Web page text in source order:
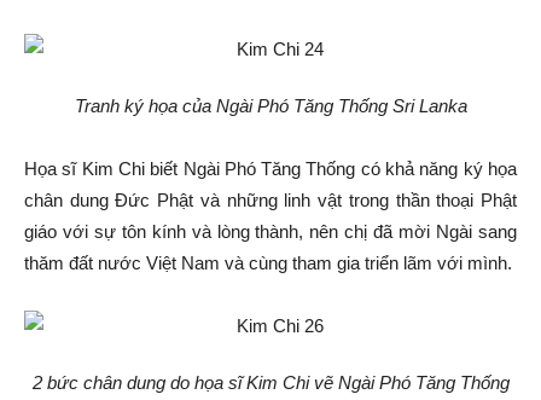
Tranh ký họa của Ngài Phó Tăng Thống Sri Lanka
Họa sĩ Kim Chi biết Ngài Phó Tăng Thống có khả năng ký họa
chân dung Đức Phật và những linh vật trong thần thoại Phật
giáo với sự tôn kính và lòng thành, nên chị đã mời Ngài sang
thăm đất nước Việt Nam và cùng tham gia triển lãm với mình.
2 bức chân dung do họa sĩ Kim Chi vẽ Ngài Phó Tăng Thống